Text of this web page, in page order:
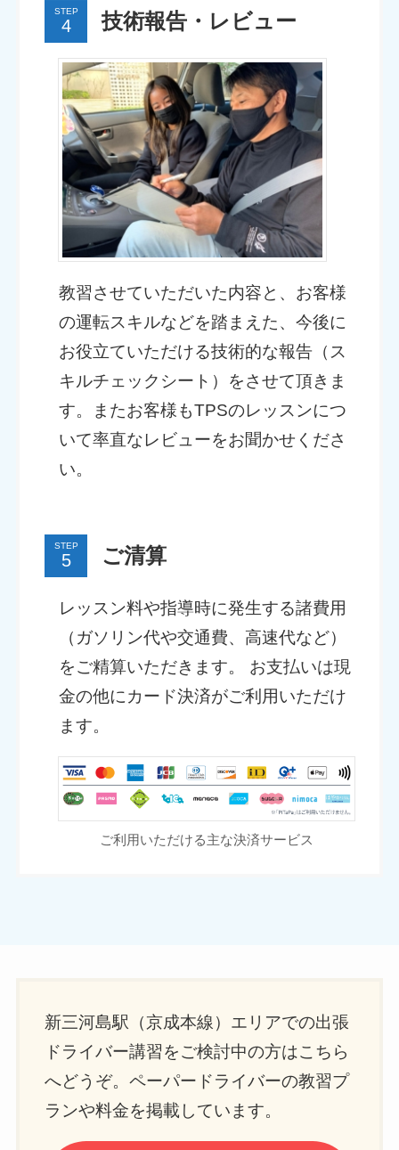
STEP 技術報告・レビュー
教習させていただいた内容と、お客様
の運転スキルなどを踏まえた、今後に
お役立ていただける技術的な報告（ス
キルチェックシート）をさせて頂きま
す。またお客様もTPSのレッスンにつ
いて率直なレビューをお聞かせくださ
い。
STEP ご清算
レッスン料や指導時に発生する諸費用
（ガソリン代や交通費、高速代など）
をご精算いただきます。 お支払いは現
金の他にカード決済がご利用いただけ
ます。
ご利用いただける主な決済サービス
新三河島駅（京成本線）エリアでの出張
ドライバー講習をご検討中の方はこちら
へどうぞ。ペーパードライバーの教習プ
ランや料金を掲載しています。